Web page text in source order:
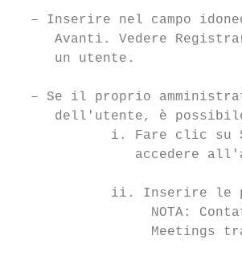
– Inserire nel campo
Avanti. Vedere
     un utente.
– Se il proprio
dell'utente, è
i. Fare clic su
accedere
ii. Inserire le
NOTA:
Meetings